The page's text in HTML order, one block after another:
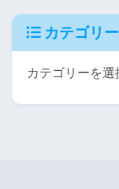
カテゴリー